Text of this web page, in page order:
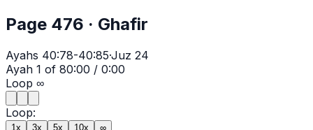
Page 476 · Ghafir
Ayahs 40:78-40:85·Juz 24
Ayah 1 of 80:00 / 0:00
Loop ∞
Loop:
1x 3x 5x 10x ∞